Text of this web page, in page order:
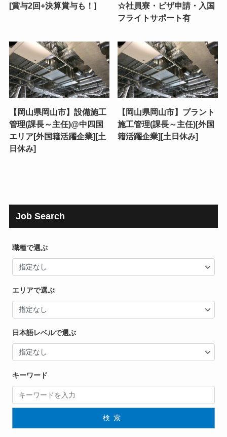
[賞与2回+決算賞与も！]
☆社員寮・ビザ申請・入国
フライトサポート有
【岡山県岡山市】設備施工
管理(課長～主任)@中四国
エリア[外国籍活躍企業][土
日休み]
【岡山県岡山市】プラント
施工管理(課長～主任)[外国
籍活躍企業][土日休み]
Job Search
職種で選ぶ
エリアで選ぶ
日本語レベルで選ぶ
キーワード
検索